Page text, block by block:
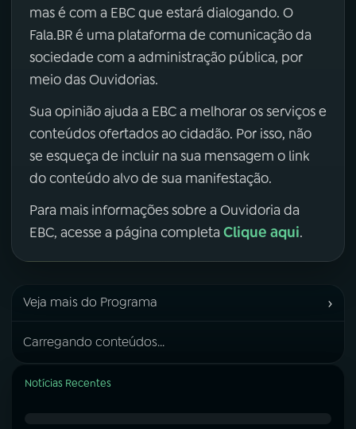
mas é com a EBC que estará dialogando. O
Fala.BR é uma plataforma de comunicação da
sociedade com a administração pública, por
meio das Ouvidorias.
Sua opinião ajuda a EBC a melhorar os serviços e
conteúdos ofertados ao cidadão. Por isso, não
se esqueça de incluir na sua mensagem o link
do conteúdo alvo de sua manifestação.
Para mais informações sobre a Ouvidoria da
EBC, acesse a página completa Clique aqui.
Veja mais do Programa ›
Carregando conteúdos...
Notícias Recentes